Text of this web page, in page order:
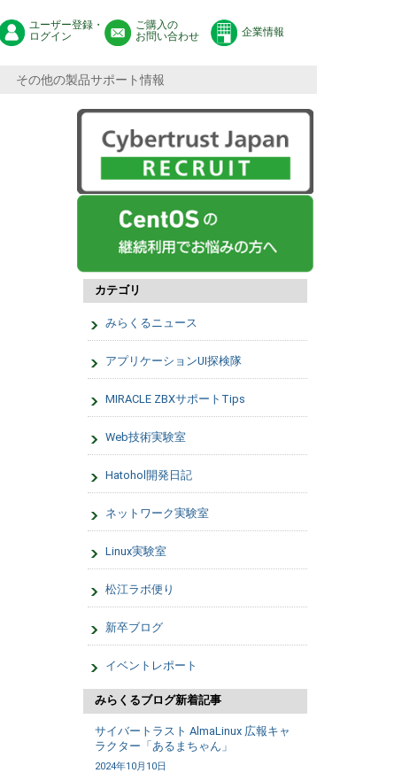
ユーザー登録・
ログイン
ご購入の
お問い合わせ
企業情報
その他の製品サポート情報
カテゴリ
みらくるニュース
アプリケーションUI探検隊
MIRACLE ZBXサポートTips
Web技術実験室
Hatohol開発日記
ネットワーク実験室
Linux実験室
松江ラボ便り
新卒ブログ
イベントレポート
みらくるブログ新着記事
サイバートラスト AlmaLinux 広報キャ
ラクター「あるまちゃん」
2024年10月10日